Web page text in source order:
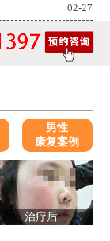
02-27
男性
康复案例
治疗后